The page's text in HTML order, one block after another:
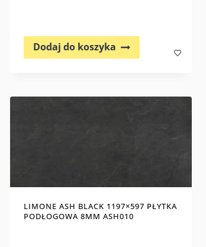
Dodaj do koszyka
LIMONE ASH BLACK 1197×597 PŁYTKA
PODŁOGOWA 8MM ASH010